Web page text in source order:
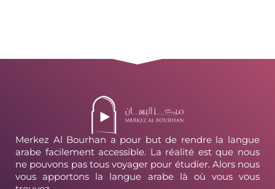
Merkez Al Bourhan a pour but de rendre la langue
arabe facilement accessible. La réalité est que nous
ne pouvons pas tous voyager pour étudier. Alors nous
vous apportons la langue arabe là où vous vous